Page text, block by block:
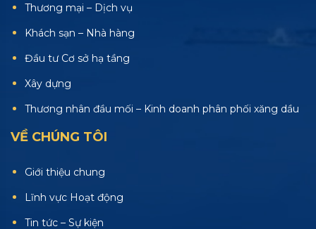
Thương mại – Dịch vụ
Khách sạn – Nhà hàng
Đầu tư Cơ sở hạ tầng
Xây dựng
Thương nhân đầu mối – Kinh doanh phân phối xăng dầu
VỀ CHÚNG TÔI
Giới thiệu chung
Lĩnh vực Hoạt động
Tin tức – Sự kiện